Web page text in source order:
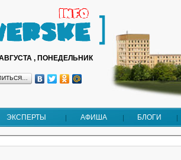
, ПОНЕДЕЛЬНИК
ЭКСПЕРТЫ АФИША БЛОГИ